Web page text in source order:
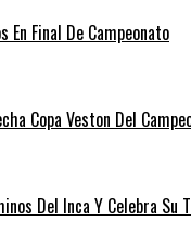
En Final De Campeonato
Copa Veston Del
Del Inca Y Celebra